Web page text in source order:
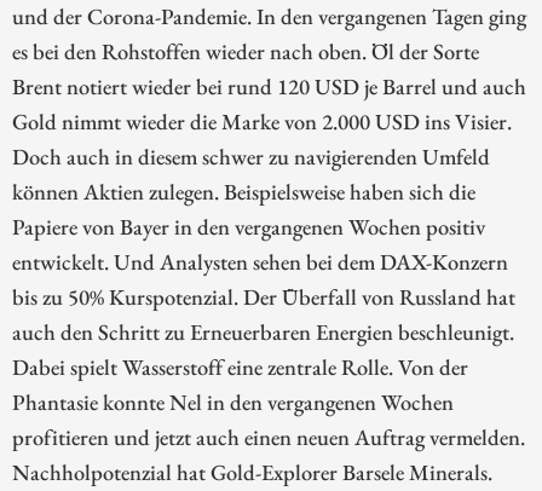
und der Corona-Pandemie. In den vergangenen Tagen ging
es bei den Rohstoffen wieder nach oben. Öl der Sorte
Brent notiert wieder bei rund 120 USD je Barrel und auch
Gold nimmt wieder die Marke von 2.000 USD ins Visier.
Doch auch in diesem schwer zu navigierenden Umfeld
können Aktien zulegen. Beispielsweise haben sich die
Papiere von Bayer in den vergangenen Wochen positiv
entwickelt. Und Analysten sehen bei dem DAX-Konzern
bis zu 50% Kurspotenzial. Der Überfall von Russland hat
auch den Schritt zu Erneuerbaren Energien beschleunigt.
Dabei spielt Wasserstoff eine zentrale Rolle. Von der
Phantasie konnte Nel in den vergangenen Wochen
profitieren und jetzt auch einen neuen Auftrag vermelden.
Nachholpotenzial hat Gold-Explorer Barsele Minerals.